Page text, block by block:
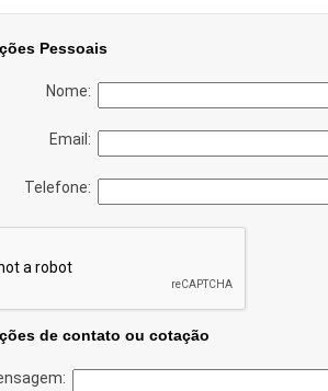
Pessoais
Nome:
Email:
Telefone:
de contato ou cotação